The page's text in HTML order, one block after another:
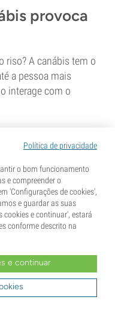
provoca
riso? A canábis tem o
a pessoa mais
interage com o
de fumar
Política de privacidade
o bom funcionamento
e compreender o
'Configurações de cookies',
e guardar as suas
cookies e continuar', estará
conforme descrito na
e continuar